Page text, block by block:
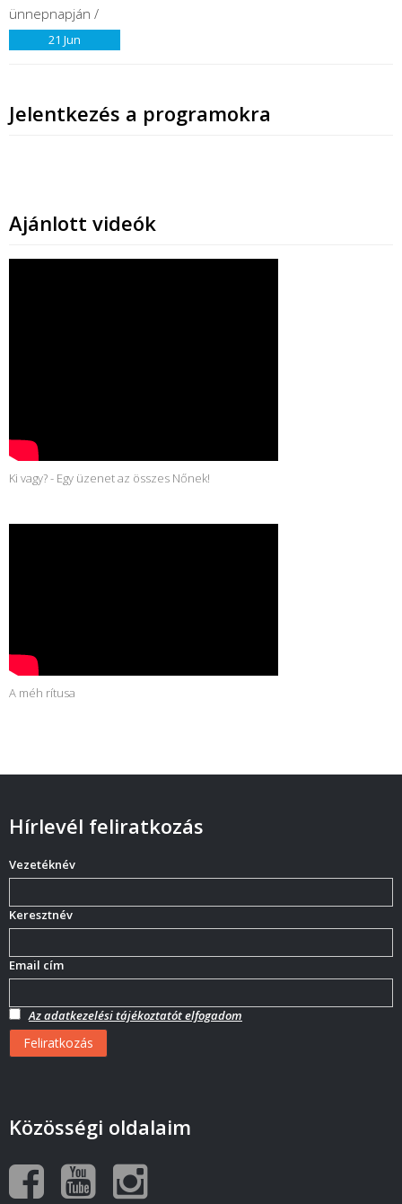
21 Jun
Jelentkezés a programokra
Ajánlott videók
Ki vagy? - Egy üzenet az összes Nőnek!
A méh rítusa
Hírlevél feliratkozás
Vezetéknév
Keresztnév
Email cím
Az adatkezelési tájékoztatót elfogadom
Közösségi oldalaim